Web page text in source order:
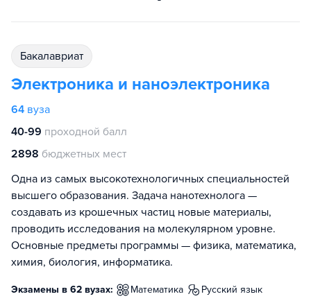
бакалавриат
Электроника и наноэлектроника
64 вуза
40-99 проходной балл
2898 бюджетных мест
Одна из самых высокотехнологичных специальностей
высшего образования. Задача нанотехнолога —
создавать из крошечных частиц новые материалы,
проводить исследования на молекулярном уровне.
Основные предметы программы — физика, математика,
химия, биология, информатика.
Экзамены в 62 вузах: математика
русский язык